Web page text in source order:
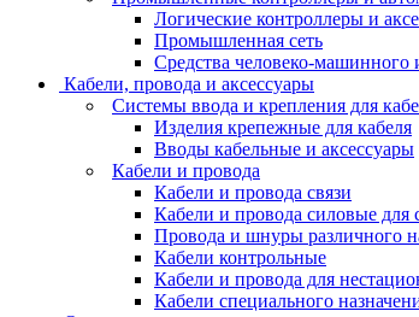
Логические контроллеры и
Промышленная сеть
Средства человеко-машинного
Кабели, провода и аксессуары
Системы ввода и крепления для
Изделия крепежные для кабеля
Вводы кабельные и аксессуары
Кабели и провода
Кабели и провода связи
Кабели и провода силовые для
Провода и шнуры различного
Кабели контрольные
Кабели и провода для
Кабели специального